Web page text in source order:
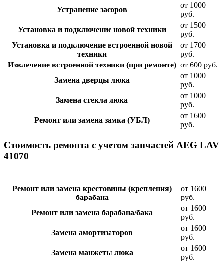
Устранение засоров
от 1000
руб.
Установка и подключение новой техники
от 1500
руб.
Установка и подключение встроенной новой
техники
от 1700
руб.
Извлечение встроенной техники (при ремонте) от 600 руб.
Замена дверцы люка
от 1000
руб.
Замена стекла люка
от 1000
руб.
Ремонт или замена замка (УБЛ)
от 1600
руб.
Стоимость ремонта с учетом запчастей AEG LAV
41070
Ремонт или замена крестовины (крепления)
барабана
от 1600
руб.
Ремонт или замена барабана/бака
от 1600
руб.
Замена амортизаторов
от 1600
руб.
Замена манжеты люка
от 1600
руб.